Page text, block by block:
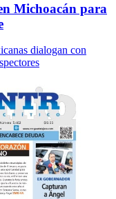
Michoacán para
dialogan con